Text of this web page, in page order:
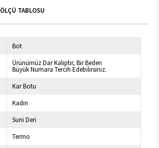
ÖLÇÜ TABLOSU
Bot
Ürünümüz Dar Kalıptır, Bir Beden
Büyük Numara Tercih Edebilirsiniz.
Kar Botu
Kadın
Suni Deri
Termo